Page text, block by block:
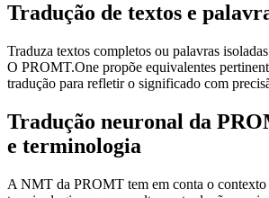
Tradução de textos e
Traduza textos completos ou palavras
O PROMT.One propõe equivalentes
tradução para refletir o significado com
Tradução neuronal da
e terminologia
A NMT da PROMT tem em conta o contexto